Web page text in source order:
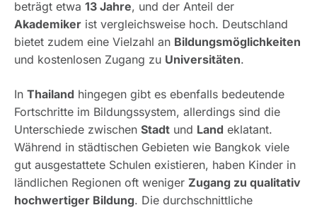
beträgt etwa 13 Jahre, und der Anteil der
Akademiker ist vergleichsweise hoch. Deutschland
bietet zudem eine Vielzahl an Bildungsmöglichkeiten
und kostenlosen Zugang zu Universitäten.
In Thailand hingegen gibt es ebenfalls bedeutende
Fortschritte im Bildungssystem, allerdings sind die
Unterschiede zwischen Stadt und Land eklatant.
Während in städtischen Gebieten wie Bangkok viele
gut ausgestattete Schulen existieren, haben Kinder in
ländlichen Regionen oft weniger Zugang zu qualitativ
hochwertiger Bildung. Die durchschnittliche